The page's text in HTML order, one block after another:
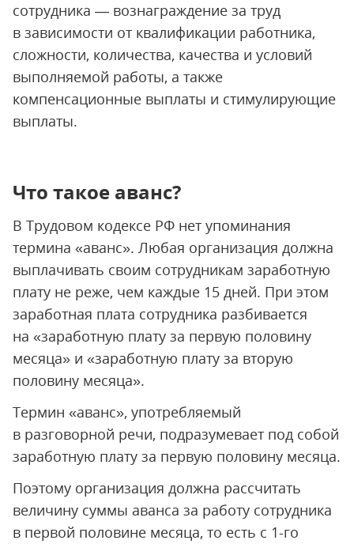
сотрудника — вознаграждение за труд
в зависимости от квалификации работника,
сложности, количества, качества и условий
выполняемой работы, а также
компенсационные выплаты и стимулирующие
выплаты.
Что такое аванс?
В Трудовом кодексе РФ нет упоминания
термина «аванс». Любая организация должна
выплачивать своим сотрудникам заработную
плату не реже, чем каждые 15 дней. При этом
заработная плата сотрудника разбивается
на «заработную плату за первую половину
месяца» и «заработную плату за вторую
половину месяца».
Термин «аванс», употребляемый
в разговорной речи, подразумевает под собой
заработную плату за первую половину месяца.
Поэтому организация должна рассчитать
величину суммы аванса за работу сотрудника
в первой половине месяца, то есть с 1-го